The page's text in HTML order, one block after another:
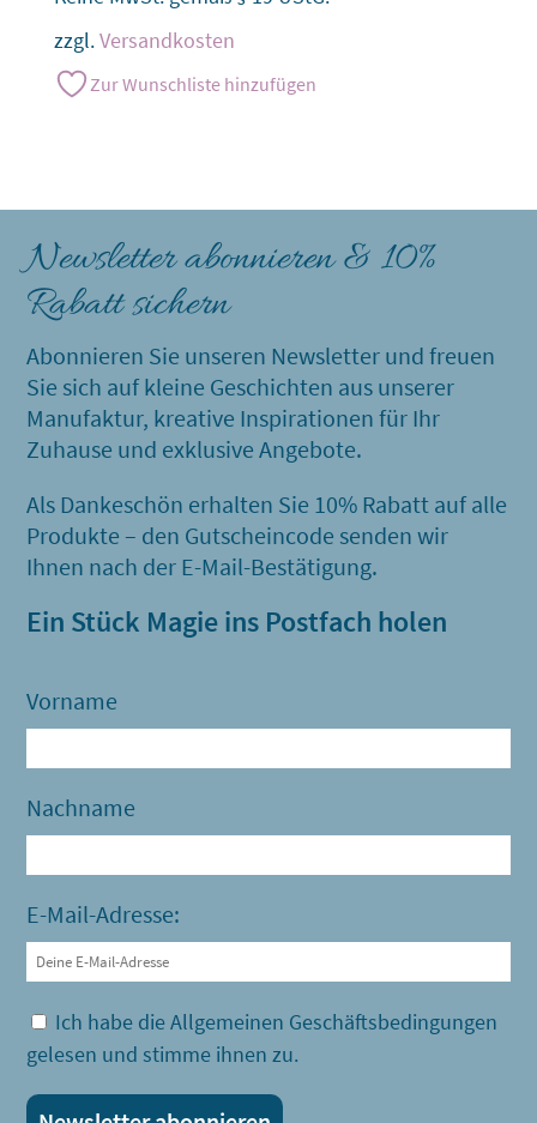
zzgl.Versandkosten
Zur Wunschliste hinzufügen
Newsletter abonnieren & 10%
Rabatt sichern
Abonnieren Sie unseren Newsletter und freuen
Sie sich auf kleine Geschichten aus unserer
Manufaktur, kreative Inspirationen für Ihr
Zuhause und exklusive Angebote.
Als Dankeschön erhalten Sie 10% Rabatt auf alle
Produkte – den Gutscheincode senden wir
Ihnen nach der E-Mail-Bestätigung.
Ein Stück Magie ins Postfach holen
Vorname
Nachname
E-Mail-Adresse:
Ich habe die Allgemeinen Geschäftsbedingungen
gelesen und stimme ihnen zu.